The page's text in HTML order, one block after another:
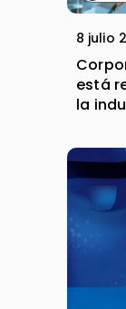
8 julio
está
la